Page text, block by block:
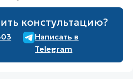
констультацию?
Написать в
Telegram